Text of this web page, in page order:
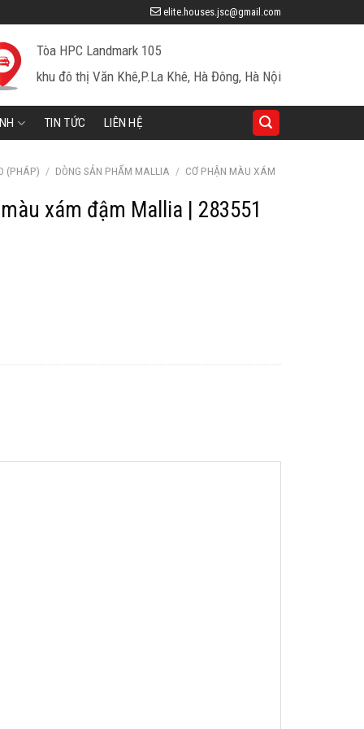
elite.houses.jsc@gmail.com
Tòa HPC Landmark 105
khu đô thị Văn Khê,P.La Khê, Hà Đông, Hà Nội
TIN TỨC LIÊN HỆ
(PHÁP) / DÒNG SẢN PHẨM MALLIA / CƠ PHẬN MÀU XÁM
xám đậm Mallia | 283551